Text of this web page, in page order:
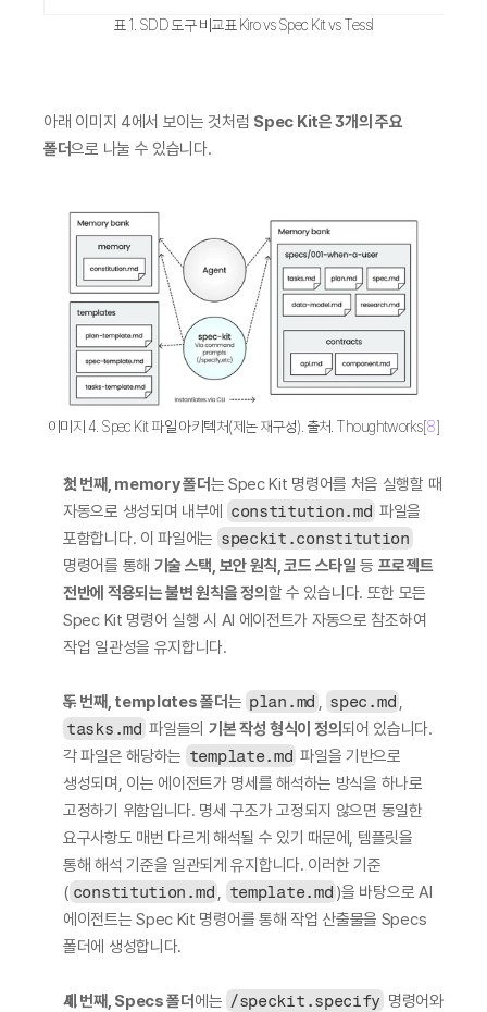
표 1. SDD 도구 비교표 Kiro vs Spec Kit vs Tessl
2.1 파일 아키텍처
아래 이미지 4에서 보이는 것처럼 Spec Kit은 3개의 주요
폴더으로 나눌 수 있습니다.
이미지 4. Spec Kit 파일 아키텍처(제논 재구성). 출처. Thoughtworks[8]
첫 번째, memory 폴더는 Spec Kit 명령어를 처음 실행할 때
자동으로 생성되며 내부에
constitution.md 파일을
포함합니다. 이 파일에는 speckit.constitution
명령어를 통해 기술 스택, 보안 원칙, 코드 스타일 등 프로젝트
전반에 적용되는 불변 원칙을 정의 할 수 있습니다. 또한 모든
Spec Kit 명령어 실행 시 AI 에이전트가 자동으로 참조하여
작업 일관성을 유지합니다.
두 번째, templates 폴더는 plan.md , spec.md
tasks.md 파일들의 기본 작성 형식이 정의 되어 있습니다.
각 파일은 해당하는 template.md 파일을 기반으로
생성되며, 이는 에이전트가 명세를 해석하는 방식을 하나로
고정하기 위함입니다. 명세 구조가 고정되지 않으면 동일한
요구사항도 매번 다르게 해석될 수 있기 때문에, 템플릿을
통해 해석 기준을 일관되게 유지합니다. 이러한 기준
( constitution.md , template.md )을 바탕으로 AI
에이전트는 Spec Kit 명령어를 통해 작업 산출물을 Specs
폴더에 생성합니다.
세 번째, Specs 폴더 에는 /speckit.specify 명령어와